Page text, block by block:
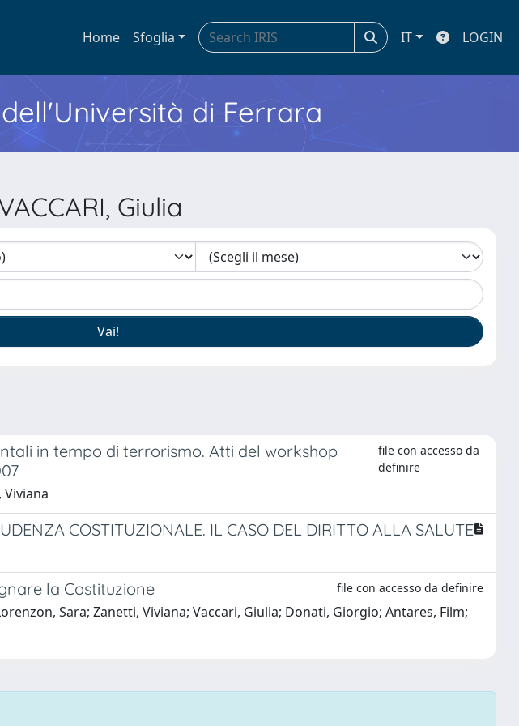
Home Sfoglia IT LOGIN
di Ferrara
Giulia
in tempo di terrorismo. Atti del workshop
file con accesso da
definire
Viviana
COSTITUZIONALE. IL CASO DEL DIRITTO ALLA SALUTE
la Costituzione file con accesso da definire
Sara; Zanetti, Viviana; Vaccari, Giulia; Donati, Giorgio; Antares, Film;